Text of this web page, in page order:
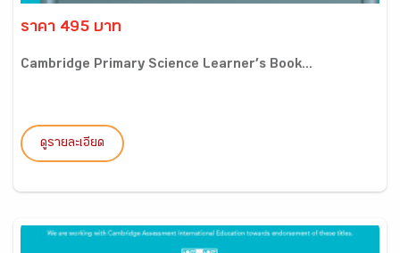
ราคา 495 บาท
Cambridge Primary Science Learner’s Book...
ดูรายละเอียด